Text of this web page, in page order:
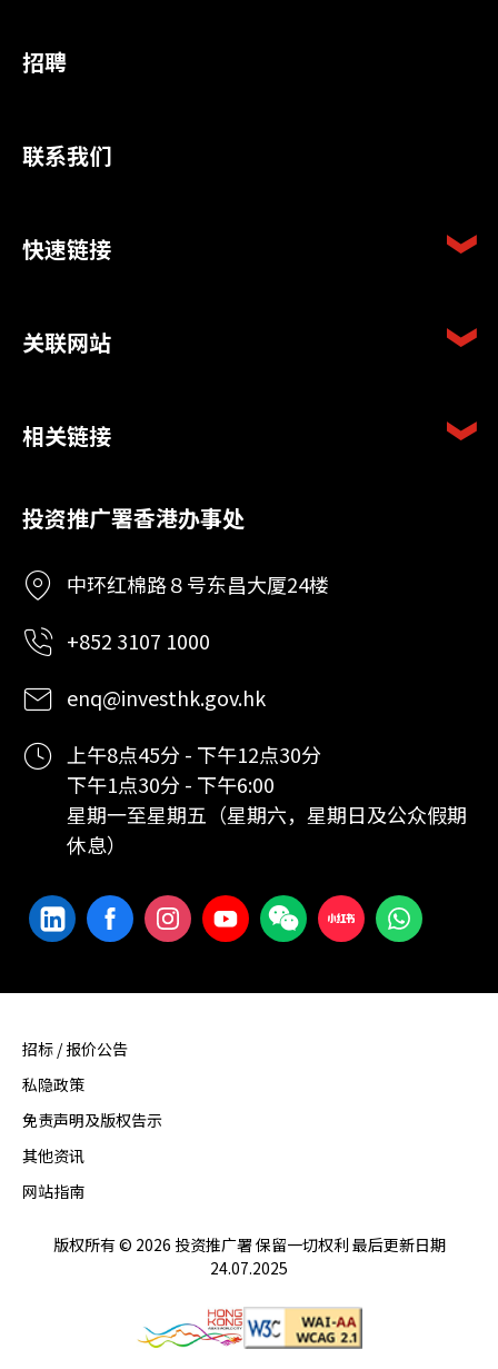
招聘
联系我们
快速链接
关联网站
相关链接
投资推广署香港办事处
中环红棉路８号东昌大厦24楼
+852 3107 1000
enq@investhk.gov.hk
上午8点45分 - 下午12点30分
下午1点30分 - 下午6:00
星期一至星期五（星期六，星期日及公众假期
休息）
招标 / 报价公告
私隐政策
免责声明及版权告示
其他资讯
网站指南
版权所有 © 2026 投资推广署 保留一切权利 最后更新日期
24.07.2025